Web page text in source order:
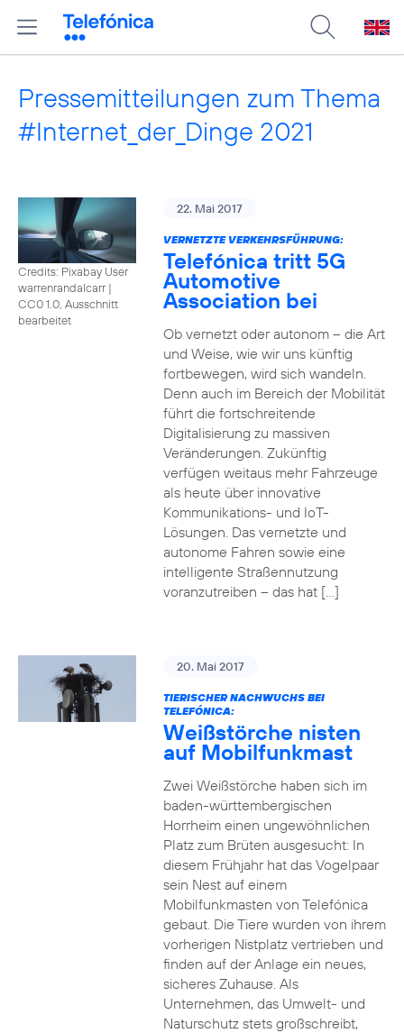
Pressemitteilungen zum Thema
#Internet_der_Dinge 2021
Credits: Pixabay User
warrenrandalcarr|
CC0 1.0, Ausschnitt
bearbeitet
22. Mai 2017
VERNETZTE VERKEHRSFÜHRUNG:
Telefónica tritt 5G
Automotive
Association bei
Ob vernetzt oder autonom – die Art
und Weise, wie wir uns künftig
fortbewegen, wird sich wandeln.
Denn auch im Bereich der Mobilität
führt die fortschreitende
Digitalisierung zu massiven
Veränderungen. Zukünftig
verfügen weitaus mehr Fahrzeuge
als heute über innovative
Kommunikations- und IoT-
Lösungen. Das vernetzte und
autonome Fahren sowie eine
intelligente Straßennutzung
voranzutreiben – das hat […]
20. Mai 2017
TIERISCHER NACHWUCHS BEI
TELEFÓNICA:
Weißstörche nisten
auf Mobilfunkmast
Zwei Weißstörche haben sich im
baden-württembergischen
Horrheim einen ungewöhnlichen
Platz zum Brüten ausgesucht: In
diesem Frühjahr hat das Vogelpaar
sein Nest auf einem
Mobilfunkmasten von Telefónica
gebaut. Die Tiere wurden von ihrem
vorherigen Nistplatz vertrieben und
finden auf der Anlage ein neues,
sicheres Zuhause. Als
Unternehmen, das Umwelt- und
Naturschutz stets großschreibt,